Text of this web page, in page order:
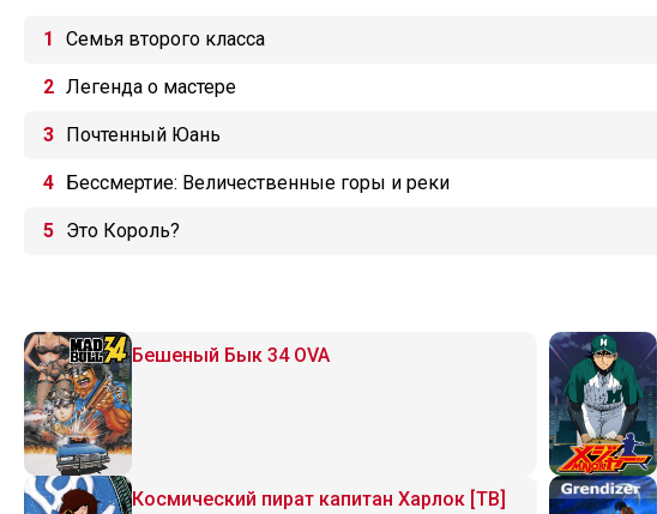
Семья второго класса
Легенда о мастере
Почтенный Юань
Бессмертие: Величественные горы и реки
Это Король?
Бешеный Бык 34 OVA
Космический пират капитан Харлок [ТВ]